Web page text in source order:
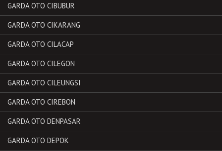
GARDA OTO CIBUBUR
GARDA OTO CIKARANG
GARDA OTO CILACAP
GARDA OTO CILEGON
GARDA OTO CILEUNGSI
GARDA OTO CIREBON
GARDA OTO DENPASAR
GARDA OTO DEPOK